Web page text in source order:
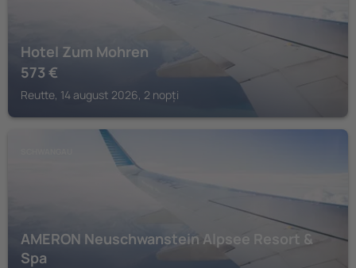
Hotel Zum Mohren
573 €
Reutte, 14 august 2026, 2 nopți
AMERON Neuschwanstein Alpsee Resort &
Spa